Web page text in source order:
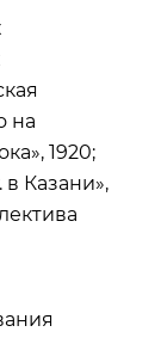
на
1920;
в Казани»,